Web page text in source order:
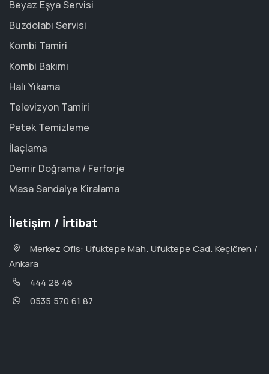
Beyaz Eşya Servisi
Buzdolabı Servisi
Kombi Tamiri
Kombi Bakımı
Halı Yıkama
Televizyon Tamiri
Petek Temizleme
İlaçlama
Demir Doğrama / Ferforje
Masa Sandalye Kiralama
İletişim / İrtibat
Merkez Ofis: Ufuktepe Mah. Ufuktepe Cad. Keçiören /
Ankara
444 28 46
0535 570 61 87